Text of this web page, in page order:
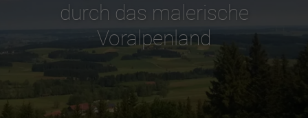
durch das malerische
Voralpenland